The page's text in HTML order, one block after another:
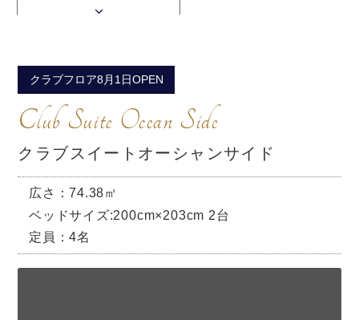
クラブフロア8月1日OPEN
Club Suite Ocean Side
クラブスイートオーシャンサイド
広さ：74.38㎡
ベッドサイズ:200cm×203cm 2台
定員：4名